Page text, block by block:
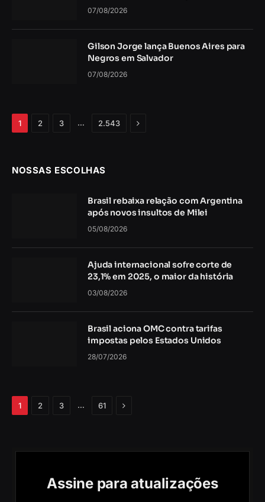
07/08/2026
Gilson Jorge lança Buenos Aires para
Negros em Salvador
07/08/2026
1 2 3 … 2.543 Próximo
NOSSAS ESCOLHAS
Brasil rebaixa relação com Argentina
após novos insultos de Milei
05/08/2026
Ajuda internacional sofre corte de
23,1% em 2025, o maior da história
03/08/2026
Brasil aciona OMC contra tarifas
impostas pelos Estados Unidos
28/07/2026
1 2 3 … 61 Próximo
Assine para atualizações